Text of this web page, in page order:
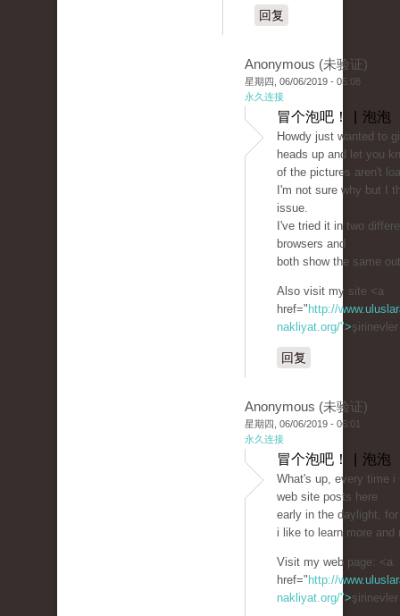
回复
Anonymous (未验证)
星期四, 06/06/2019 - 05:08
永久连接
冒个泡吧！ | 泡泡
Howdy just wanted to
heads up and let you
of the pictures aren't
I'm not sure why but I
issue.
I've tried it in two
browsers and
both show the same
Also visit my site <a
href=" http://
nakliyat.org/">
回复
Anonymous (未验证)
星期四, 06/06/2019 - 06:01
永久连接
冒个泡吧！ | 泡泡
What's up, every time i
web site posts here
early in the daylight,
i like to learn more and
Visit my web page: <a
href=" http://
nakliyat.org/">